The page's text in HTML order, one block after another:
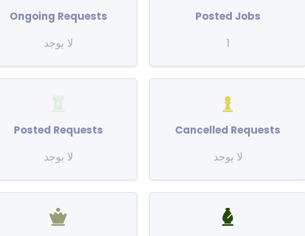
Posted Jobs
1
Cancelled Requests
لا يوجد
Ongoing Requests
لا يوجد
Posted Requests
لا يوجد